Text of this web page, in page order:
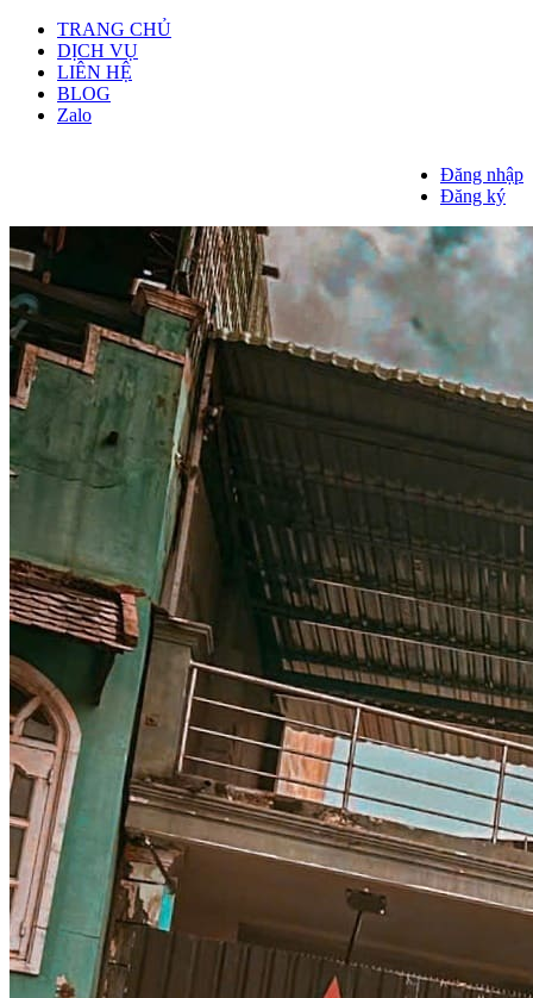
TRANG CHỦ
DỊCH VỤ
LIÊN HỆ
BLOG
Zalo
Đăng nhập
Đăng ký